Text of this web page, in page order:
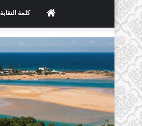
الرئيسيةكلمة النقابة